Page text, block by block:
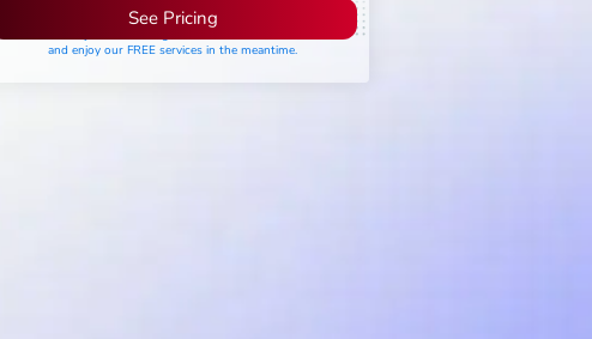
See Pricing
and enjoy our FREE services in the meantime.